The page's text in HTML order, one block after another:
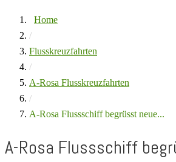
Home
/
Flusskreuzfahrten
/
A-Rosa Flusskreuzfahrten
/
A-Rosa Flussschiff begrüsst neue...
A-Rosa Flussschiff